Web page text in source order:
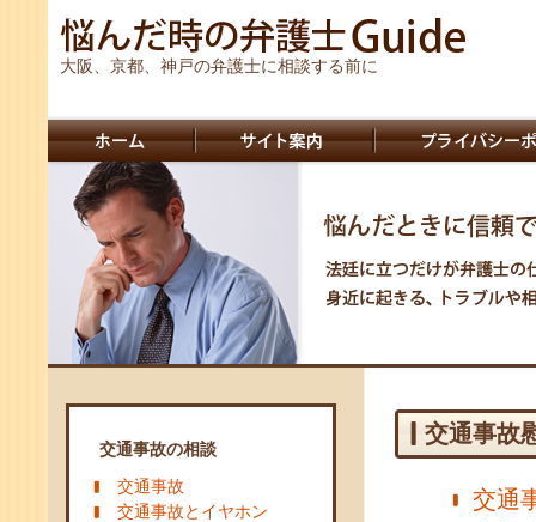
大阪、京都、神戸の弁護士に相談する前に
交通事故の相談
交通事故
交通事故とイヤホン
交通事故
交通